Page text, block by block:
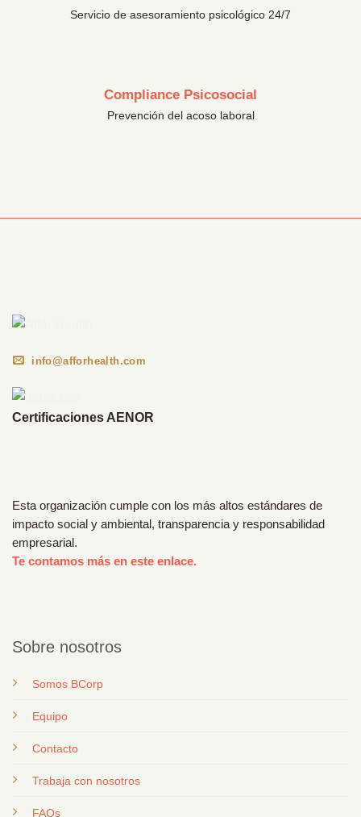
Servicio de asesoramiento psicológico 24/7
Compliance Psicosocial
Prevención del acoso laboral
info@afforhealth.com
Certificaciones AENOR
Esta organización cumple con los más altos estándares de
impacto social y ambiental, transparencia y responsabilidad
empresarial.
Te contamos más en este enlace.
Sobre nosotros
Somos BCorp
Equipo
Contacto
Trabaja con nosotros
FAQs